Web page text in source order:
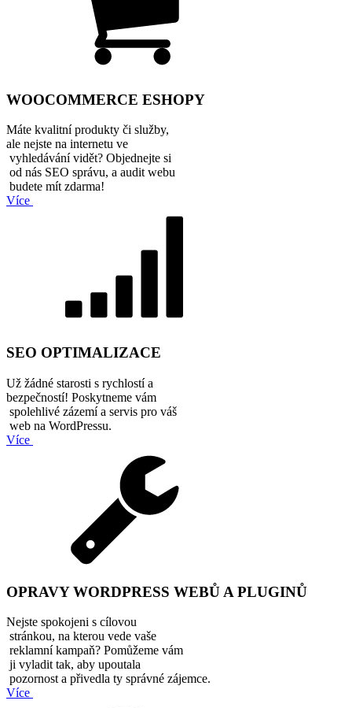
WOOCOMMERCE ESHOPY
Máte kvalitní produkty či služby,
ale nejste na internetu ve
vyhledávání vidět? Objednejte si
od nás SEO správu, a audit webu
budete mít zdarma!
Více
SEO OPTIMALIZACE
Už žádné starosti s rychlostí a
bezpečností! Poskytneme vám
spolehlivé zázemí a servis pro váš
web na WordPressu.
Více
OPRAVY WORDPRESS WEBŮ A PLUGINŮ
Nejste spokojeni s cílovou
stránkou, na kterou vede vaše
reklamní kampaň? Pomůžeme vám
ji vyladit tak, aby upoutala
pozornost a přivedla ty správné zájemce.
Více